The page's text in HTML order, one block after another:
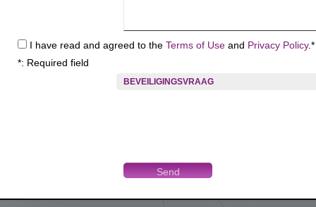
I have read and agreed to the Terms of Use and Privacy Policy.*
*: Required field
BEVEILIGINGSVRAAG